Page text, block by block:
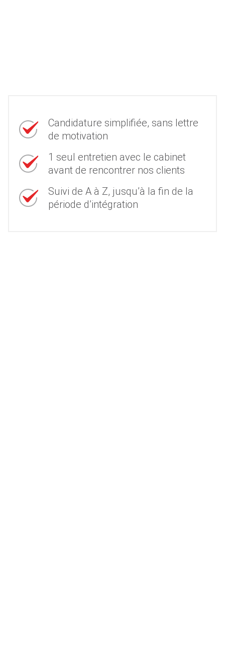
Candidature simplifiée, sans lettre
de motivation
1 seul entretien avec le cabinet
avant de rencontrer nos clients
Suivi de A à Z, jusqu’à la fin de la
période d’intégration